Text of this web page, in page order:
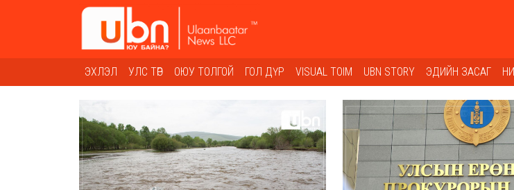
ЭХЛЭЛ УЛС ТӨР ОЮУ ТОЛГОЙ ГОЛ ДҮР VISUAL TOIM UBN STORY ЭДИЙН ЗАСАГ